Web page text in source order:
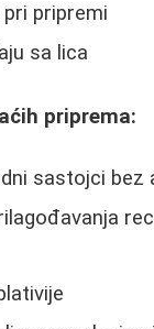
pripremi
sa lica
priprema:
sastojci bez